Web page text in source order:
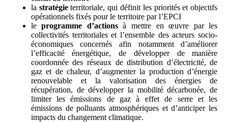
la stratégieterritoriale, qui définit les priorités et objectifs
opérationnels fixés pour le territoire par l’EPCI
leprogramme d’actionsà mettre en œuvre par les
collectivités territoriales et l’ensemble des acteurs socio-
économiques concernés afin notamment d’améliorer
l’efficacité énergétique, de développer de manière
coordonnée des réseaux de distribution d’électricité, de
gaz et de chaleur, d’augmenter la production d’énergie
renouvelable et la valorisation des énergies de
récupération, de développer la mobilité décarbonée, de
limiter les émissions de gaz à effet de serre et les
émissions de polluants atmosphériques et d’anticiper les
impacts du changement climatique.